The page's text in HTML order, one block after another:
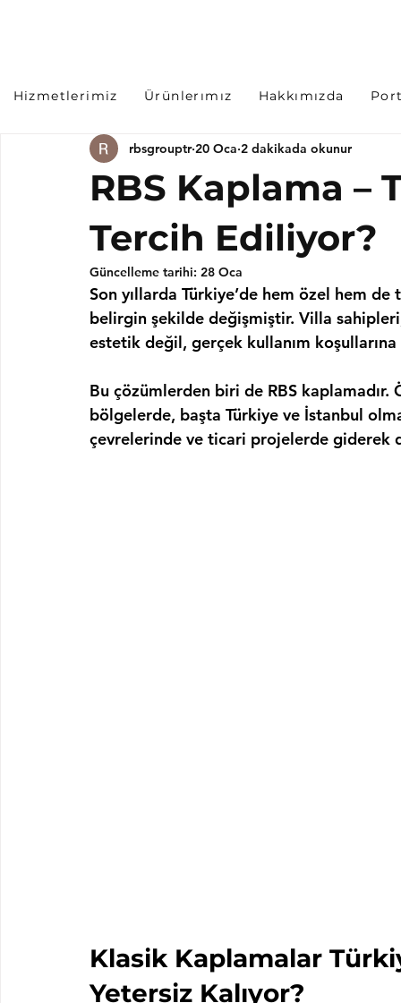
Hizmetlerimiz Ürünlerımız Hakkımızda
RBS Kaplama –
Tercih Ediliyor?
rbsgrouptr 20 Oca 2 dakikada okunur
Güncelleme tarihi: 28 Oca
Son yıllarda Türkiye’de hem özel hem
belirgin şekilde değişmiştir. Villa
estetik değil, gerçek kullanım
Bu çözümlerden biri de RBS kaplamadır.
bölgelerde, başta Türkiye ve İstanbul
çevrelerinde ve ticari projelerde giderek
Klasik Kaplamalar
Yetersiz Kalıyor?